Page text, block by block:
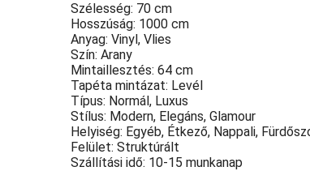
Szélesség: 70 cm
Hosszúság: 1000 cm
Anyag: Vinyl, Vlies
Szín: Arany
Mintaillesztés: 64 cm
Tapéta mintázat: Levél
Típus: Normál, Luxus
Stílus: Modern, Elegáns, Glamour
Helyiség: Egyéb, Étkező, Nappali,
Felület: Struktúrált
Szállítási idő: 10-15 munkanap